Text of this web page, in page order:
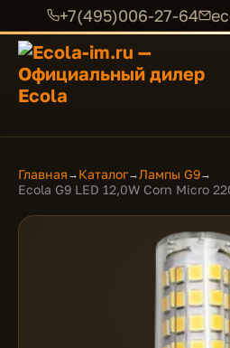
+7(495)006-27-64
Главная → Каталог→Лампы G9→
Ecola G9 LED 12,0W Corn Micro